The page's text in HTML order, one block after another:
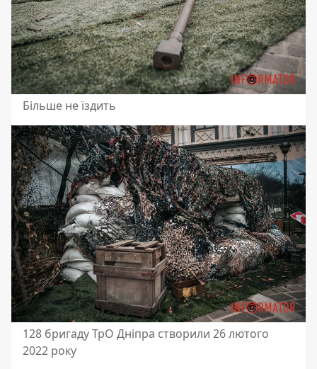
Більше не їздить
128 бригаду ТрО Дніпра створили 26 лютого
2022 року